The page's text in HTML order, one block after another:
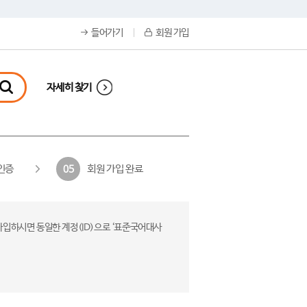
들어가기 회원 가입
자세히 찾기
증 05 회원 가입 완료
하시면 동일한 계정(ID)으로 ‘표준국어대사